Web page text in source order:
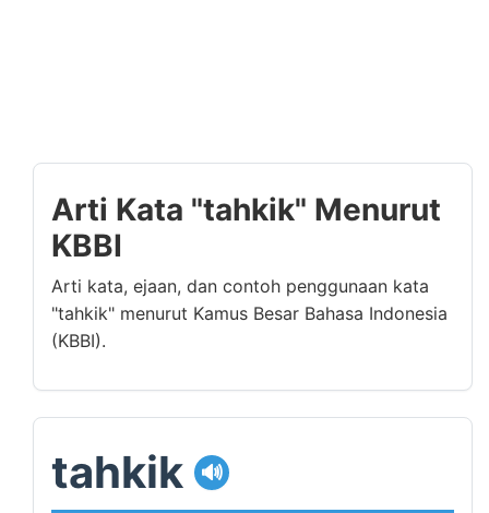
Arti Kata "tahkik" Menurut
KBBI
Arti kata, ejaan, dan contoh penggunaan kata
"tahkik" menurut Kamus Besar Bahasa Indonesia
(KBBI).
tahkik 🔊